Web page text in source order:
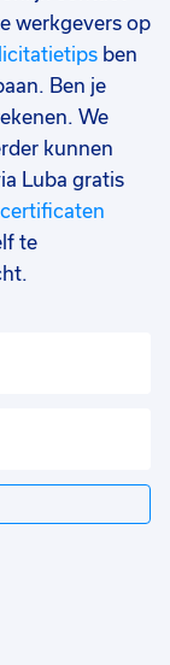
werkgevers op
ben
Ben je
We
kunnen
Luba gratis
certificaten
te